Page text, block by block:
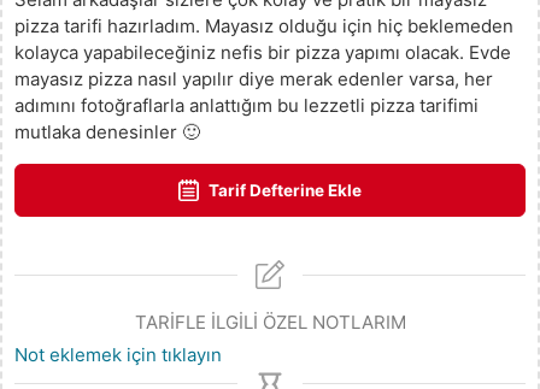
pizza tarifi hazırladım. Mayasız olduğu için hiç beklemeden
kolayca yapabileceğiniz nefis bir pizza yapımı olacak. Evde
mayasız pizza nasıl yapılır diye merak edenler varsa, her
adımını fotoğraflarla anlattığım bu lezzetli pizza tarifimi
mutlaka denesinler 🙂
Tarif Defterine Ekle
TARİFLE İLGİLİ ÖZEL NOTLARIM
Not eklemek için tıklayın